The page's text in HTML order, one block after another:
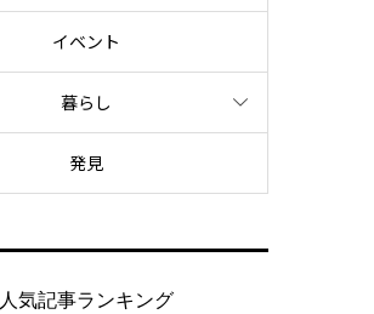
イベント
暮らし
発見
人気記事ランキング